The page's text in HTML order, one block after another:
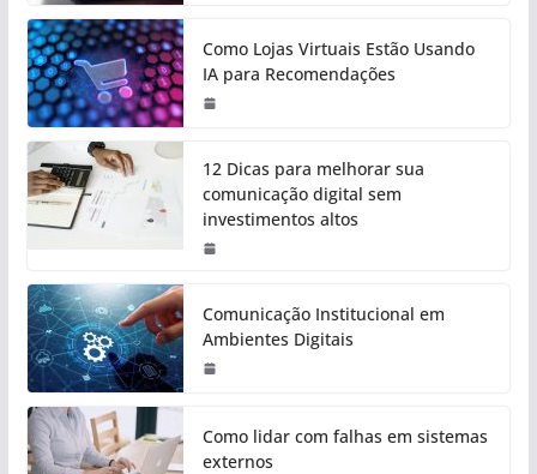
Como Lojas Virtuais Estão Usando
IA para Recomendações
12 Dicas para melhorar sua
comunicação digital sem
investimentos altos
Comunicação Institucional em
Ambientes Digitais
Como lidar com falhas em sistemas
externos